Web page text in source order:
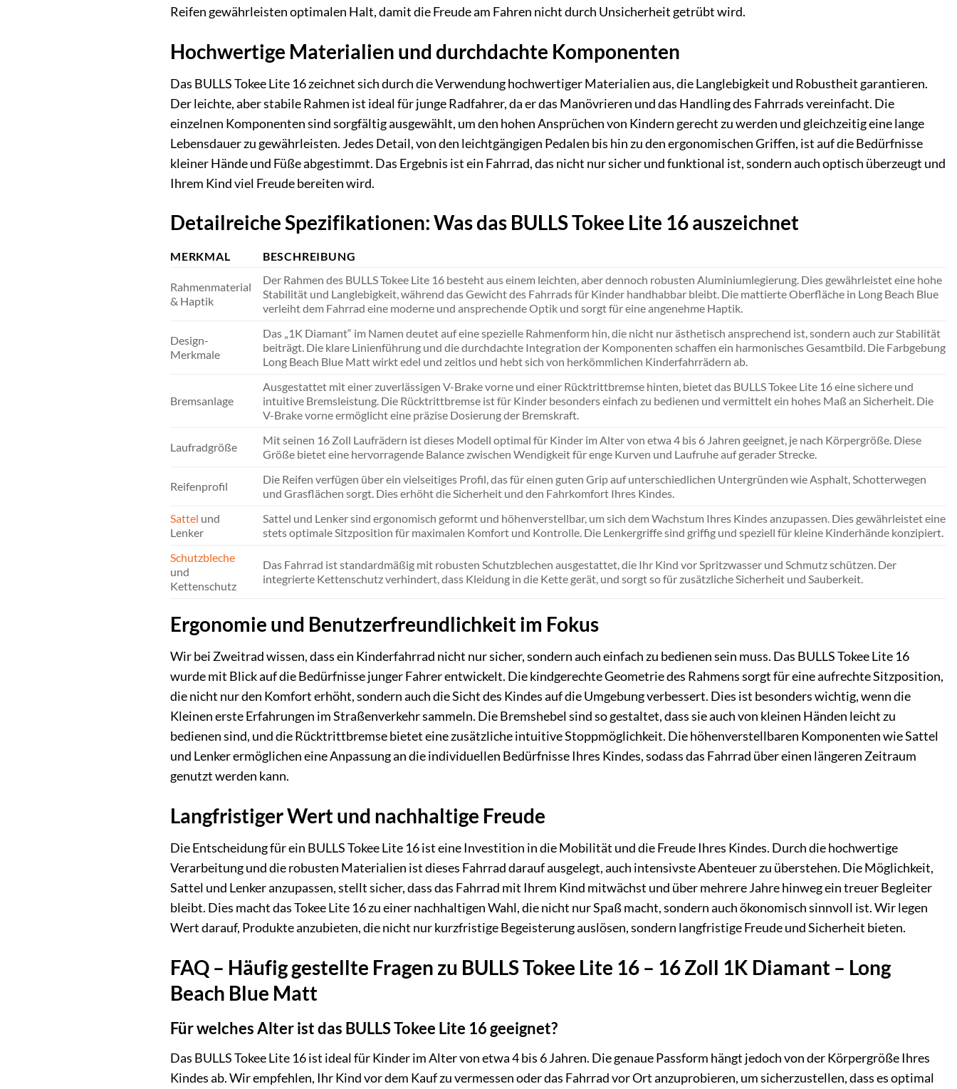
Reifen gewährleisten optimalen Halt, damit die Freude am Fahren nicht durch Unsicherheit getrübt wird.
Hochwertige Materialien und durchdachte Komponenten
Das BULLS Tokee Lite 16 zeichnet sich durch die Verwendung hochwertiger Materialien aus, die Langlebigkeit und Robustheit garantieren.
Der leichte, aber stabile Rahmen ist ideal für junge Radfahrer, da er das Manövrieren und das Handling des Fahrrads vereinfacht. Die
einzelnen Komponenten sind sorgfältig ausgewählt, um den hohen Ansprüchen von Kindern gerecht zu werden und gleichzeitig eine lange
Lebensdauer zu gewährleisten. Jedes Detail, von den leichtgängigen Pedalen bis hin zu den ergonomischen Griffen, ist auf die Bedürfnisse
kleiner Hände und Füße abgestimmt. Das Ergebnis ist ein Fahrrad, das nicht nur sicher und funktional ist, sondern auch optisch überzeugt und
Ihrem Kind viel Freude bereiten wird.
Detailreiche Spezifikationen: Was das BULLS Tokee Lite 16 auszeichnet
MERKMAL BESCHREIBUNG
Rahmenmaterial
& Haptik
Der Rahmen des BULLS Tokee Lite 16 besteht aus einem leichten, aber dennoch robusten Aluminiumlegierung. Dies gewährleistet eine hohe
Stabilität und Langlebigkeit, während das Gewicht des Fahrrads für Kinder handhabbar bleibt. Die mattierte Oberfläche in Long Beach Blue
verleiht dem Fahrrad eine moderne und ansprechende Optik und sorgt für eine angenehme Haptik.
Design-
Merkmale
Das „1K Diamant“ im Namen deutet auf eine spezielle Rahmenform hin, die nicht nur ästhetisch ansprechend ist, sondern auch zur Stabilität
beiträgt. Die klare Linienführung und die durchdachte Integration der Komponenten schaffen ein harmonisches Gesamtbild. Die Farbgebung
Long Beach Blue Matt wirkt edel und zeitlos und hebt sich von herkömmlichen Kinderfahrrädern ab.
Bremsanlage
Ausgestattet mit einer zuverlässigen V-Brake vorne und einer Rücktrittbremse hinten, bietet das BULLS Tokee Lite 16 eine sichere und
intuitive Bremsleistung. Die Rücktrittbremse ist für Kinder besonders einfach zu bedienen und vermittelt ein hohes Maß an Sicherheit. Die
V-Brake vorne ermöglicht eine präzise Dosierung der Bremskraft.
Laufradgröße
Mit seinen 16 Zoll Laufrädern ist dieses Modell optimal für Kinder im Alter von etwa 4 bis 6 Jahren geeignet, je nach Körpergröße. Diese
Größe bietet eine hervorragende Balance zwischen Wendigkeit für enge Kurven und Laufruhe auf gerader Strecke.
Reifenprofil
Die Reifen verfügen über ein vielseitiges Profil, das für einen guten Grip auf unterschiedlichen Untergründen wie Asphalt, Schotterwegen
und Grasflächen sorgt. Dies erhöht die Sicherheit und den Fahrkomfort Ihres Kindes.
Sattel und
Lenker
Sattel und Lenker sind ergonomisch geformt und höhenverstellbar, um sich dem Wachstum Ihres Kindes anzupassen. Dies gewährleistet eine
stets optimale Sitzposition für maximalen Komfort und Kontrolle. Die Lenkergriffe sind griffig und speziell für kleine Kinderhände konzipiert.
Schutzbleche
und
Kettenschutz
Das Fahrrad ist standardmäßig mit robusten Schutzblechen ausgestattet, die Ihr Kind vor Spritzwasser und Schmutz schützen. Der
integrierte Kettenschutz verhindert, dass Kleidung in die Kette gerät, und sorgt so für zusätzliche Sicherheit und Sauberkeit.
Ergonomie und Benutzerfreundlichkeit im Fokus
Wir bei Zweitrad wissen, dass ein Kinderfahrrad nicht nur sicher, sondern auch einfach zu bedienen sein muss. Das BULLS Tokee Lite 16
wurde mit Blick auf die Bedürfnisse junger Fahrer entwickelt. Die kindgerechte Geometrie des Rahmens sorgt für eine aufrechte Sitzposition,
die nicht nur den Komfort erhöht, sondern auch die Sicht des Kindes auf die Umgebung verbessert. Dies ist besonders wichtig, wenn die
Kleinen erste Erfahrungen im Straßenverkehr sammeln. Die Bremshebel sind so gestaltet, dass sie auch von kleinen Händen leicht zu
bedienen sind, und die Rücktrittbremse bietet eine zusätzliche intuitive Stoppmöglichkeit. Die höhenverstellbaren Komponenten wie Sattel
und Lenker ermöglichen eine Anpassung an die individuellen Bedürfnisse Ihres Kindes, sodass das Fahrrad über einen längeren Zeitraum
genutzt werden kann.
Langfristiger Wert und nachhaltige Freude
Die Entscheidung für ein BULLS Tokee Lite 16 ist eine Investition in die Mobilität und die Freude Ihres Kindes. Durch die hochwertige
Verarbeitung und die robusten Materialien ist dieses Fahrrad darauf ausgelegt, auch intensivste Abenteuer zu überstehen. Die Möglichkeit,
Sattel und Lenker anzupassen, stellt sicher, dass das Fahrrad mit Ihrem Kind mitwächst und über mehrere Jahre hinweg ein treuer Begleiter
bleibt. Dies macht das Tokee Lite 16 zu einer nachhaltigen Wahl, die nicht nur Spaß macht, sondern auch ökonomisch sinnvoll ist. Wir legen
Wert darauf, Produkte anzubieten, die nicht nur kurzfristige Begeisterung auslösen, sondern langfristige Freude und Sicherheit bieten.
FAQ – Häufig gestellte Fragen zu BULLS Tokee Lite 16 – 16 Zoll 1K Diamant – Long
Beach Blue Matt
Für welches Alter ist das BULLS Tokee Lite 16 geeignet?
Das BULLS Tokee Lite 16 ist ideal für Kinder im Alter von etwa 4 bis 6 Jahren. Die genaue Passform hängt jedoch von der Körpergröße Ihres
Kindes ab. Wir empfehlen, Ihr Kind vor dem Kauf zu vermessen oder das Fahrrad vor Ort anzuprobieren, um sicherzustellen, dass es optimal